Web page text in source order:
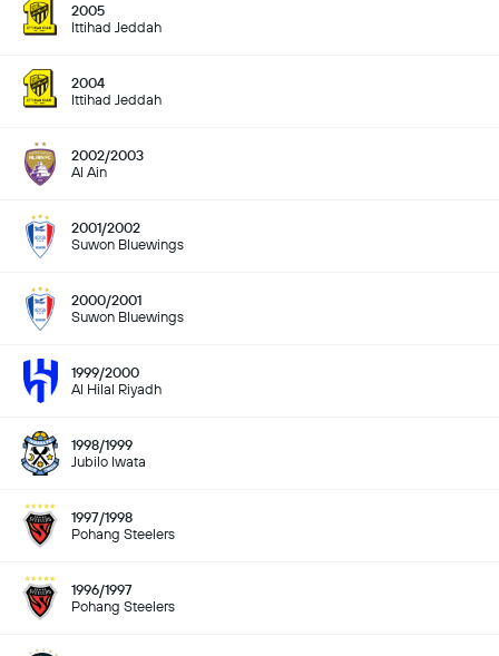
2005
Ittihad Jeddah
2004
Ittihad Jeddah
2002/2003
Al Ain
2001/2002
Suwon Bluewings
2000/2001
Suwon Bluewings
1999/2000
Al Hilal Riyadh
1998/1999
Jubilo Iwata
1997/1998
Pohang Steelers
1996/1997
Pohang Steelers